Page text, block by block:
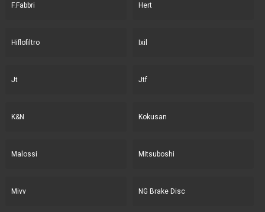
F.Fabbri Hert
Hiflofiltro Ixil
Jt Jtf
K&N Kokusan
Malossi Mitsuboshi
Mivv NG Brake Disc